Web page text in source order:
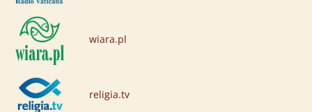
wiara.pl
religia.tv